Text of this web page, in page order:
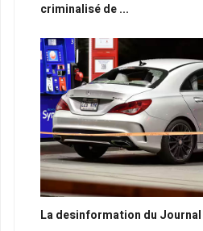
criminalisé de ...
La desinformation du